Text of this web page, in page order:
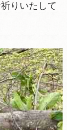
りいたして